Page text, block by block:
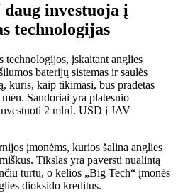
investuoja į
technologijas
technologijos, įskaitant anglies
baterijų sistemas ir saulės
kuris, kaip tikimasi, bus pradėtas
Sandoriai yra platesnio
2 mlrd. USD į JAV
įmonėms, kurios šalina anglies
Tikslas yra paversti nualintą
turtu, o kelios „Big Tech“ įmonės
dioksido kreditus.